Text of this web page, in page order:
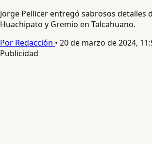
Jorge Pellicer entregó sabrosos detalles
Huachipato y Gremio en Talcahuano.
Por Redacción • 20 de marzo de 2024,
Publicidad